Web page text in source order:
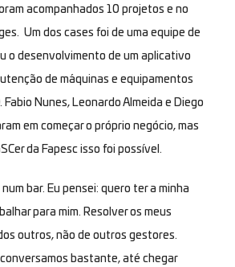
acompanhados 10 projetos e no
Um dos cases foi de uma equipe de
o desenvolvimento de um aplicativo
de máquinas e equipamentos
Nunes, Leonardo Almeida e Diego
em começar o próprio negócio, mas
da Fapesc isso foi possível.
bar. Eu pensei: quero ter a minha
para mim. Resolver os meus
outros, não de outros gestores.
bastante, até chegar